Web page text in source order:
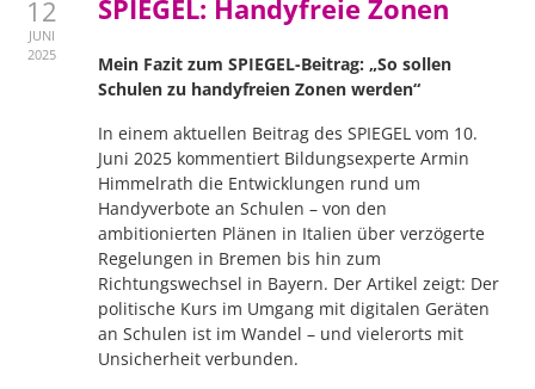
12
JUNI
2025
SPIEGEL: Handyfreie Zonen
Mein Fazit zum SPIEGEL-Beitrag: „So sollen
Schulen zu handyfreien Zonen werden“
In einem aktuellen Beitrag des SPIEGEL vom 10.
Juni 2025 kommentiert Bildungsexperte Armin
Himmelrath die Entwicklungen rund um
Handyverbote an Schulen – von den
ambitionierten Plänen in Italien über verzögerte
Regelungen in Bremen bis hin zum
Richtungswechsel in Bayern. Der Artikel zeigt: Der
politische Kurs im Umgang mit digitalen Geräten
an Schulen ist im Wandel – und vielerorts mit
Unsicherheit verbunden.